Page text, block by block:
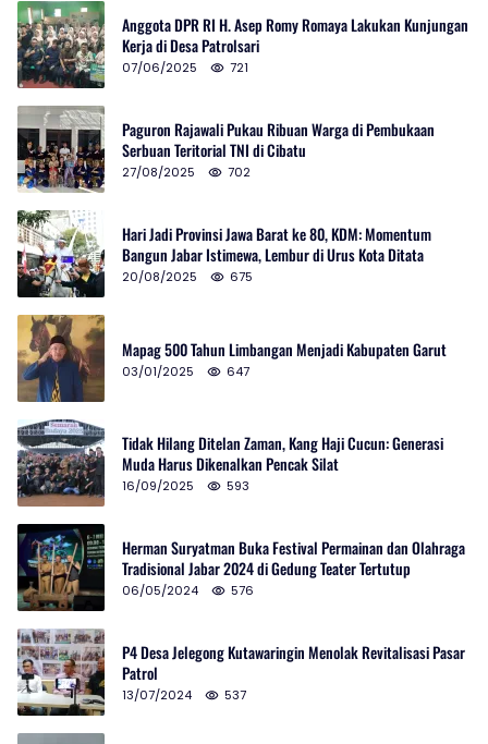
Anggota DPR RI H. Asep Romy Romaya Lakukan Kunjungan
Kerja di Desa Patrolsari
07/06/2025 721
Paguron Rajawali Pukau Ribuan Warga di Pembukaan
Serbuan Teritorial TNI di Cibatu
27/08/2025 702
Hari Jadi Provinsi Jawa Barat ke 80, KDM: Momentum
Bangun Jabar Istimewa, Lembur di Urus Kota Ditata
20/08/2025 675
Mapag 500 Tahun Limbangan Menjadi Kabupaten Garut
03/01/2025 647
Tidak Hilang Ditelan Zaman, Kang Haji Cucun: Generasi
Muda Harus Dikenalkan Pencak Silat
16/09/2025 593
Herman Suryatman Buka Festival Permainan dan Olahraga
Tradisional Jabar 2024 di Gedung Teater Tertutup
06/05/2024 576
P4 Desa Jelegong Kutawaringin Menolak Revitalisasi Pasar
Patrol
13/07/2024 537